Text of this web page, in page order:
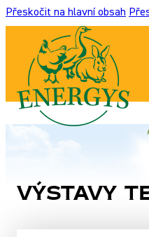
Přeskočit na hlavní obsah
Výstavy